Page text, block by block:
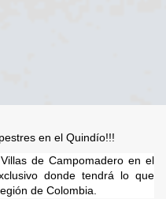
en el Quindío!!!
de Campomadero en el
donde tendrá lo que
de Colombia.